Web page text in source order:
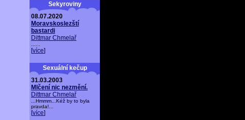
Sekyroviny
08.07.2020
Moravskoslezští
bastardi
Dittmar Chmelař
[více]
Sexuální kečup
31.03.2003
Mlčení nic nezmění.
Dittmar Chmelař
...Hmmm...Kéž by to byla
pravda!...
[více]